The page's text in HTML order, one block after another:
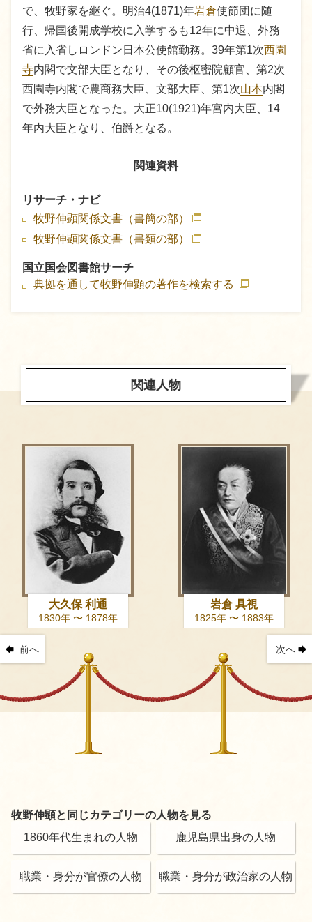
で、牧野家を継ぐ。明治4(1871)年岩倉使節団に随
行、帰国後開成学校に入学するも12年に中退、外務
省に入省しロンドン日本公使館勤務。39年第1次西園
寺内閣で文部大臣となり、その後枢密院顧官、第2次
西園寺内閣で農商務大臣、文部大臣、第1次山本内閣
で外務大臣となった。大正10(1921)年宮内大臣、14
年内大臣となり、伯爵となる。
関連資料
リサーチ・ナビ
牧野伸顕関係文書（書簡の部）
牧野伸顕関係文書（書類の部）
国立国会図書館サーチ
典拠を通して牧野伸顕の著作を検索する
関連人物
前へ
大久保 利通
1830年 〜 1878年
岩倉 具視
1825年 〜 1883年
次へ
牧野伸顕と同じカテゴリーの人物を見る
1860年代生まれの人物
鹿児島県出身の人物
職業・身分が官僚の人物 職業・身分が政治家の人物